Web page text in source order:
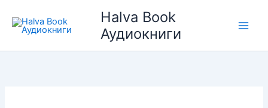
содержимому
Halva Book
Аудиокниги